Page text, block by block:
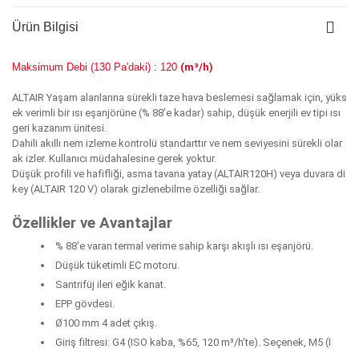
Ürün Bilgisi
Maksimum Debi (130 Pa'daki) : 120 (m³/h)
ALTAIR Yaşam alanlarına sürekli taze hava beslemesi sağlamak için, yüks
ek verimli bir ısı eşanjörüne (% 88’e kadar) sahip, düşük enerjili ev tipi ısı
geri kazanım ünitesi.
Dahili akıllı nem izleme kontrolü standarttır ve nem seviyesini sürekli olar
ak izler. Kullanıcı müdahalesine gerek yoktur.
Düşük profili ve hafifliği, asma tavana yatay (ALTAIR120H) veya duvara di
key (ALTAIR 120 V) olarak gizlenebilme özelliği sağlar.
Özellikler ve Avantajlar
% 88'e varan termal verime sahip karşı akışlı ısı eşanjörü.
Düşük tüketimli EC motoru.
Santrifüj ileri eğik kanat.
EPP gövdesi.
Ø100 mm 4 adet çıkış.
Giriş filtresi: G4 (ISO kaba, %65, 120 m³/h’te). Seçenek, M5 (I